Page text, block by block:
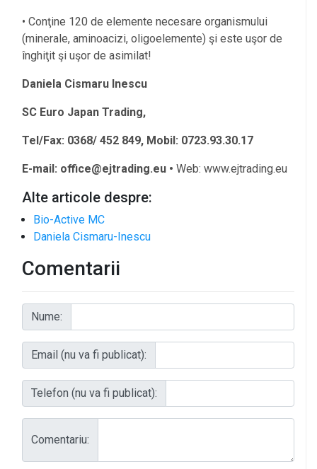
• Conţine 120 de elemente necesare organismului
(minerale, aminoacizi, oligoelemente) şi este uşor de
înghiţit şi uşor de asimilat!
Daniela Cismaru Inescu
SC Euro Japan Trading,
Tel/Fax: 0368/ 452 849, Mobil: 0723.93.30.17
E-mail: office@ejtrading.eu • Web: www.ejtrading.eu
Alte articole despre:
Bio-Active MC
Daniela Cismaru-Inescu
Comentarii
Nume:
Email (nu va fi publicat):
Telefon (nu va fi publicat):
Comentariu: